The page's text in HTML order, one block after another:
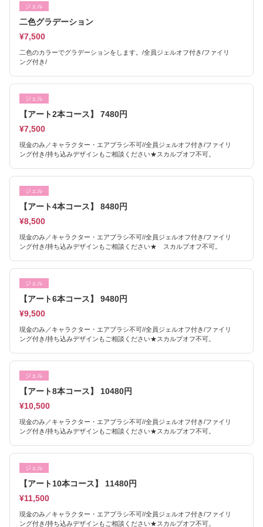
ジェル
二色グラデーション
¥7,500
二色のカラーでグラデーションをします。/全員ジェルオフ付き/ファイリ
ング付き/
ジェル
【アート2本コース】 7480円
¥7,500
現金のみ／キャラクター・エアブラシ不可//全員ジェルオフ付き/ファイリ
ング付き/持ち込みデザインもご相談ください★スカルプオフ不可。
ジェル
【アート4本コース】 8480円
¥8,500
現金のみ／キャラクター・エアブラシ不可//全員ジェルオフ付き/ファイリ
ング付き/持ち込みデザインもご相談ください★ スカルプオフ不可。
ジェル
【アート6本コース】 9480円
¥9,500
現金のみ／キャラクター・エアブラシ不可//全員ジェルオフ付き/ファイリ
ング付き/持ち込みデザインもご相談ください★スカルプオフ不可。
ジェル
【アート8本コース】 10480円
¥10,500
現金のみ／キャラクター・エアブラシ不可//全員ジェルオフ付き/ファイリ
ング付き/持ち込みデザインもご相談ください★スカルプオフ不可。
ジェル
【アート10本コース】 11480円
¥11,500
現金のみ／キャラクター・エアブラシ不可//全員ジェルオフ付き/ファイリ
ング付き/持ち込みデザインもご相談ください★スカルプオフ不可。